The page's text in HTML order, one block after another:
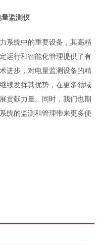
系统中的重要设备，其高精
运行和智能化管理提供了有
进步，对电量监测设备的精
续发挥其优势，在更多领域
贡献力量。同时，我们也期
统的监测和管理带来更多便